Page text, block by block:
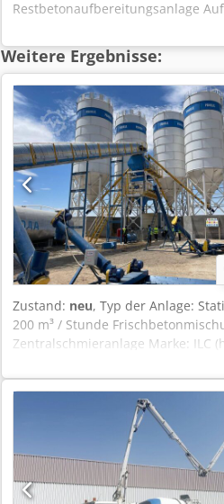
Restbetonaufbereitungsanlage
Weitere Ergebnisse:
Zustand: neu, Typ der Anlage:
200 m³ / Stunde
Zentralschmieranlage Marke: ILC
Drucker Elektronische
Anzahl von Benutzern und
Verantwortung. 7/24
Länder. * HOCHEFFIZIENTE
ARBEIT IN RAUEN